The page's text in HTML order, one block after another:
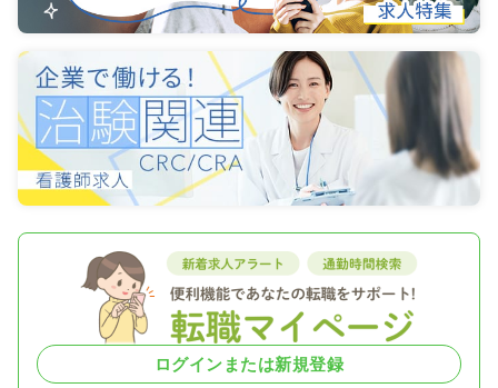
ログインまたは新規登録